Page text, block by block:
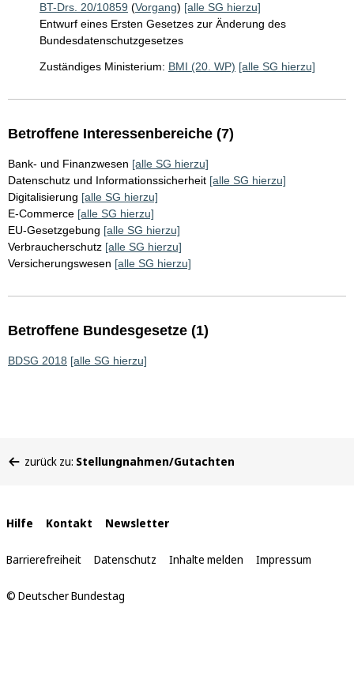
BT-Drs. 20/10859 (Vorgang) [alle SG hierzu]
Entwurf eines Ersten Gesetzes zur Änderung des
Bundesdatenschutzgesetzes
Zuständiges Ministerium: BMI (20. WP) [alle SG hierzu]
Betroffene Interessenbereiche (7)
Bank- und Finanzwesen [alle SG hierzu]
Datenschutz und Informationssicherheit [alle SG hierzu]
Digitalisierung [alle SG hierzu]
E-Commerce [alle SG hierzu]
EU-Gesetzgebung [alle SG hierzu]
Verbraucherschutz [alle SG hierzu]
Versicherungswesen [alle SG hierzu]
Betroffene Bundesgesetze (1)
BDSG 2018 [alle SG hierzu]
befinden
zurück zu: Stellungnahmen/Gutachten
Interne
Links
Hilfe Kontakt Newsletter
Barrierefreiheit Datenschutz Inhalte melden Impressum
© Deutscher Bundestag